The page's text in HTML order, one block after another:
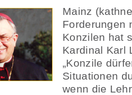
Mainz
Forderungen
Konzilen hat
Kardinal Karl
„Konzile
Situationen
wenn die